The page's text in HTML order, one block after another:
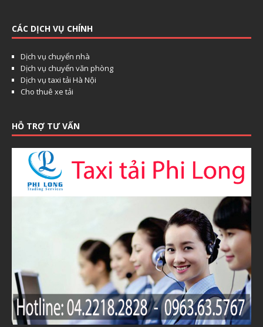
CÁC DỊCH VỤ CHÍNH
Dịch vụ chuyển nhà
Dịch vụ chuyển văn phòng
Dịch vụ taxi tải Hà Nội
Cho thuê xe tải
HỖ TRỢ TƯ VẤN